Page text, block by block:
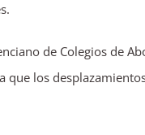
de Colegios de
los